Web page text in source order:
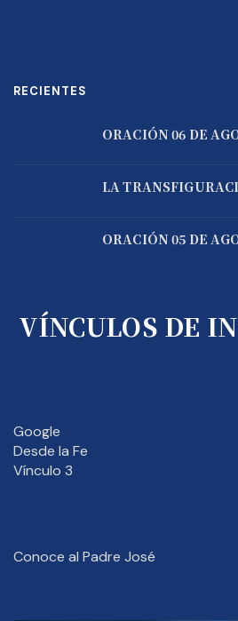
RECIENTES
ORACIÓN 06 DE
LA
ORACIÓN 05 DE
VÍNCULOS DE
Google
Desde la Fe
Vínculo 3
Conoce al Padre José